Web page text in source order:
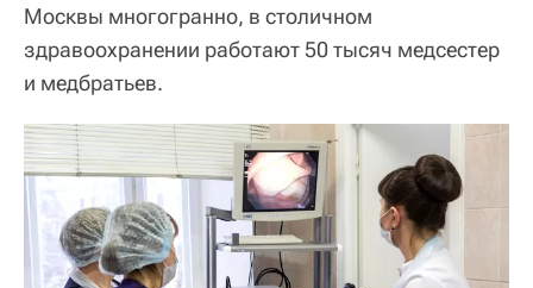
Москвы многогранно, в столичном
здравоохранении работают 50 тысяч медсестер
и медбратьев.